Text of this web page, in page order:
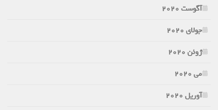
آگوست 2020
جولای 2020
ژوئن 2020
می 2020
آوریل 2020